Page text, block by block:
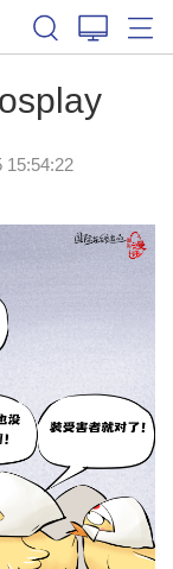
15:54:22